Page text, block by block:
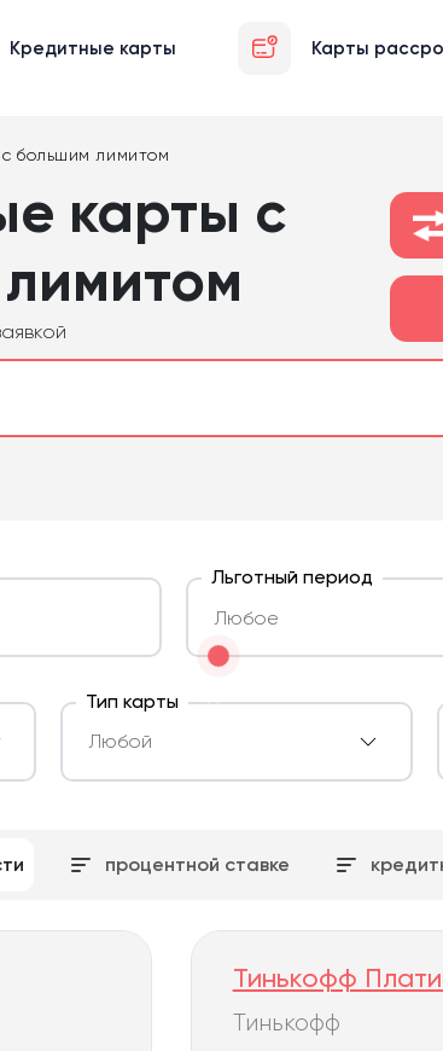
Кредитные карты Карты
большим лимитом
карты с
Льготный период
Тип карты
процентной ставке
Тинькофф
Тинькофф